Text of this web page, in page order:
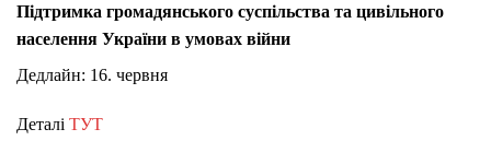
Підтримка громадянського суспільства та цивільного
населення України в умовах війни
Дедлайн: 16. червня
Деталі ТУТ